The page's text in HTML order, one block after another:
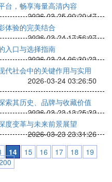
台，畅享海量高清内容
2026-03-25 00:20:47
体验的完美结合
2026-03-24 17:56:07
入口与选择指南
2026-03-24 06:30:23
代社会中的关键作用与实用
2026-03-24 03:26:50
索其历史、品牌与收藏价值
2026-03-23 13:25:32
度变革与未来前景展望
2026-03-23 23:31:26
14 15 16 17 18
19